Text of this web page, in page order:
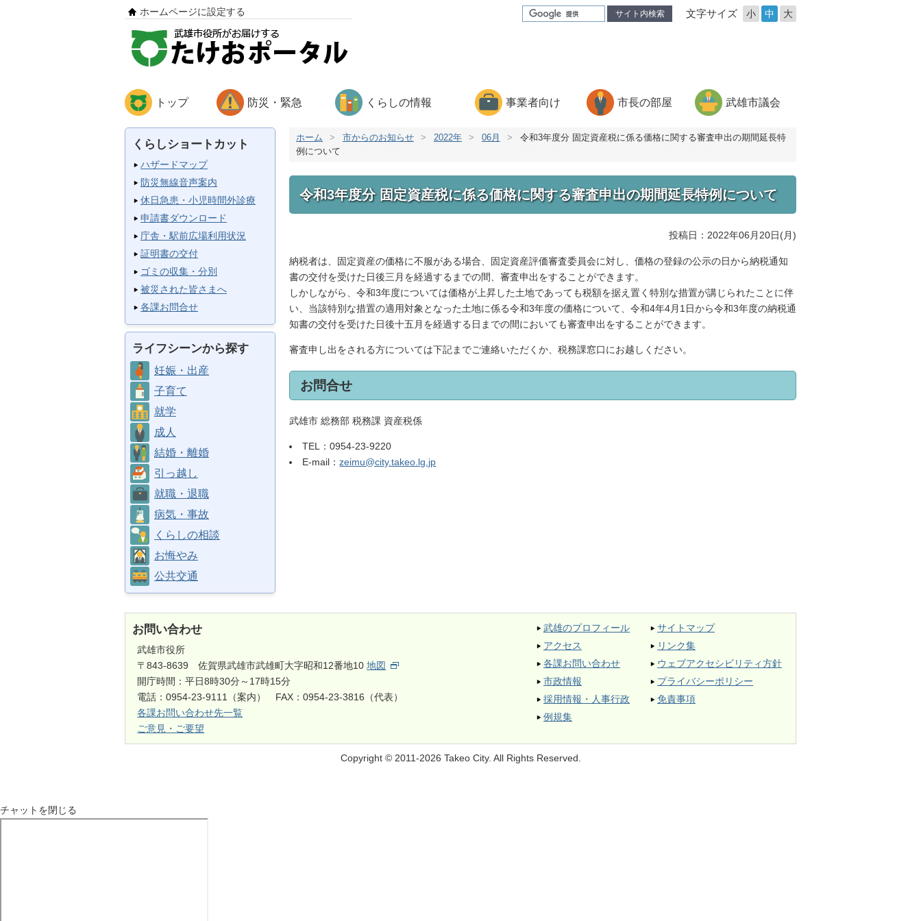
サイト内検索 文字サイズ 小 中 大
ホームページに設定する
トップ 防災・緊急 くらしの情報 事業者向け 市長の部屋 武雄市議会
くらしショートカット
ハザードマップ
防災無線音声案内
休日急患・小児時間外診療
申請書ダウンロード
庁舎・駅前広場利用状況
証明書の交付
ゴミの収集・分別
被災された皆さまへ
各課お問合せ
ライフシーンから探す
妊娠・出産
子育て
就学
成人
結婚・離婚
引っ越し
就職・退職
病気・事故
くらしの相談
お悔やみ
公共交通
ホーム > 市からのお知らせ > 2022年 > 06月 >
令和3年度分 固定資産税に係る価格に関する審査申出の期間延長特
例について
令和3年度分 固定資産税に係る価格に関する審査申出の期間延長特例について
投稿日：2022年06月20日(月)
納税者は、固定資産の価格に不服がある場合、固定資産評価審査委員会に対し、価格の登録の公示の日から納税通知
書の交付を受けた日後三月を経過するまでの間、審査申出をすることができます。
しかしながら、令和3年度については価格が上昇した土地であっても税額を据え置く特別な措置が講じられたことに伴
い、当該特別な措置の適用対象となった土地に係る令和3年度の価格について、令和4年4月1日から令和3年度の納税通
知書の交付を受けた日後十五月を経過する日までの間においても審査申出をすることができます。
審査申し出をされる方については下記までご連絡いただくか、税務課窓口にお越しください。
お問合せ
武雄市 総務部 税務課 資産税係
TEL：0954-23-9220
E-mail：zeimu@city.takeo.lg.jp
お問い合わせ
武雄市役所
〒843-8639 佐賀県武雄市武雄町大字昭和12番地10地図
開庁時間：平日8時30分～17時15分
電話：0954-23-9111（案内） FAX：0954-23-3816（代表）
各課お問い合わせ先一覧
ご意見・ご要望
武雄のプロフィール
アクセス
各課お問い合わせ
市政情報
採用情報・人事行政
例規集
サイトマップ
リンク集
ウェブアクセシビリティ方針
プライバシーポリシー
免責事項
Copyright © 2011-2026 Takeo City. All Rights Reserved.
チャットを閉じる